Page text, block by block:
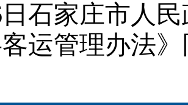
日石家庄市人
运管理办法